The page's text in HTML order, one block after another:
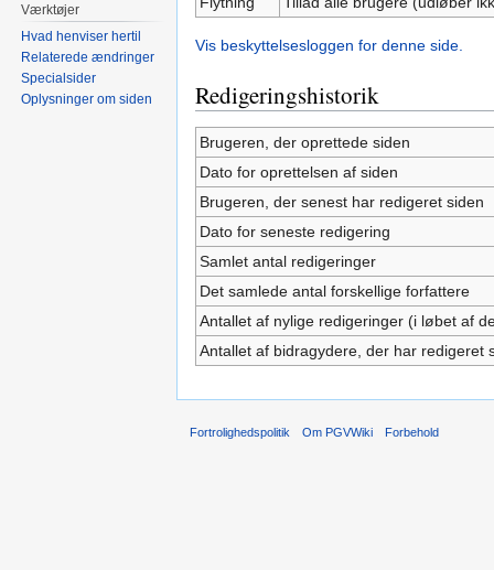
Vis beskyttelsesloggen for denne side.
Redigeringshistorik
Brugeren, der oprettede siden
Dato for oprettelsen af siden
Brugeren, der senest har redigeret siden
Dato for seneste redigering
Samlet antal redigeringer
Det samlede antal forskellige forfattere
Antallet af nylige redigeringer (i løbet af
Antallet af bidragydere, der har redigeret
Værktøjer
Hvad henviser hertil
Relaterede ændringer
Specialsider
Oplysninger om siden
Fortrolighedspolitik Om PGVWiki Forbehold